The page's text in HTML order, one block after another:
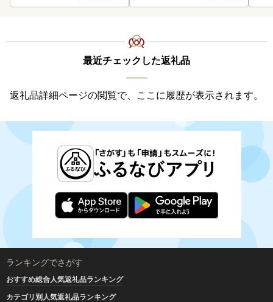
最近チェックした返礼品
返礼品詳細ページの閲覧で、ここに履歴が表示されます。
ランキングでさがす
おすすめ総合人気返礼品ランキング
カテゴリ別人気返礼品ランキング